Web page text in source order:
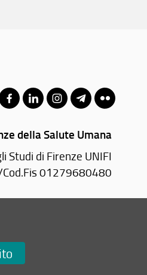
della Salute Umana
di Firenze UNIFI
Cod.Fis 01279680480
saluteumana.unifi.it